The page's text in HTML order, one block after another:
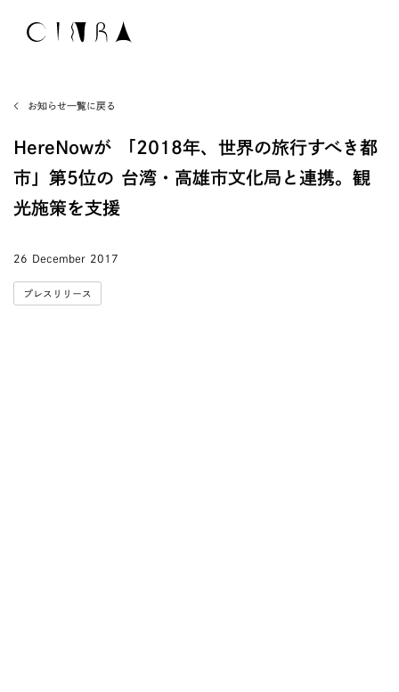
お知らせ一覧に戻る
HereNowが 「2018年、世界の旅行すべき都
市」第5位の 台湾・高雄市文化局と連携。観
光施策を支援
26 December 2017
プレスリリース